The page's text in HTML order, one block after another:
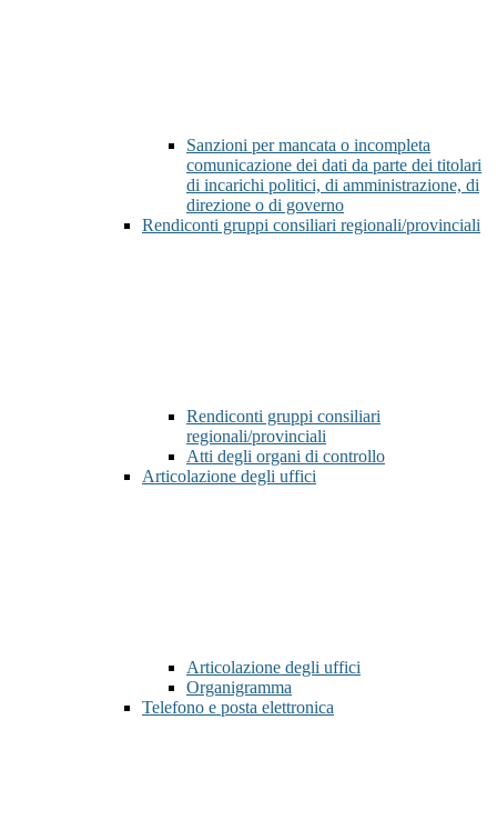
Sanzioni per mancata o incompleta
comunicazione dei dati da parte dei titolari
di incarichi politici, di amministrazione, di
direzione o di governo
Rendiconti gruppi consiliari regionali/provinciali
Rendiconti gruppi consiliari
regionali/provinciali
Atti degli organi di controllo
Articolazione degli uffici
Articolazione degli uffici
Organigramma
Telefono e posta elettronica